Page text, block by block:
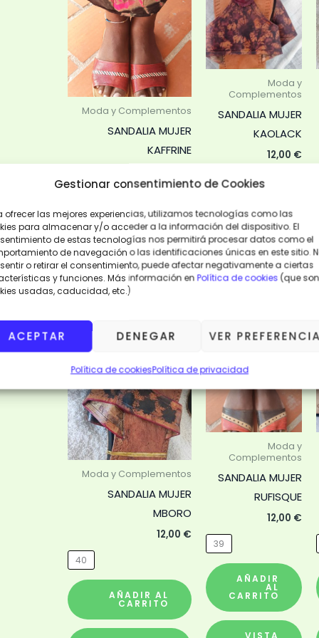
Gestionar consentimiento de Cookies
ofrecer las mejores experiencias, utilizamos tecnologías como las
para almacenar y/o acceder a la información del dispositivo. El
de estas tecnologías nos permitirá procesar datos como el
de navegación o las identificaciones únicas en este sitio.
o retirar el consentimiento, puede afectar negativamente a ciertas
y funciones. Más información en Política de cookies (que
usadas, caducidad, etc.)
ACEPTAR DENEGAR VER
Política de cookiesPolítica de privacidad
Moda y Complementos
SANDALIA MUJER
KAFFRINE
SELECCIONAR
OPCIONES
tiene
múltiples
variantes.
opciones
se
pueden
elegir
la
página
de
producto
VISTA
RÁPIDA
Moda y
Complementos
SANDALIA MUJER
KAOLACK
12,00 €
38
AÑADIR
AL
CARRITO
Las
se
VISTA
RÁPIDA
Moda y Complementos
SANDALIA MUJER
MBORO
12,00 €
40
AÑADIR AL
CARRITO
Este
producto
múltiples
variantes.
Las
opciones
se
pueden
elegir
en
página
de
producto
Moda y
Complementos
SANDALIA MUJER
RUFISQUE
12,00 €
39
AÑADIR
AL
CARRITO
Las
se
de